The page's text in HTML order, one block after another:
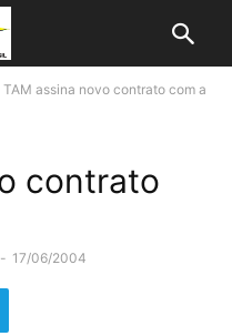
TAM assina novo contrato com a
contrato
- 17/06/2004